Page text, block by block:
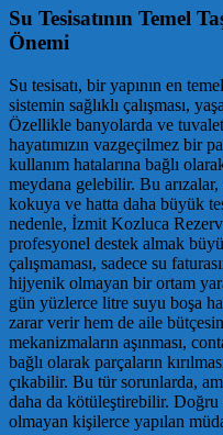
Su Tesisatının Temel
Önemi
Su tesisatı, bir yapının en
sistemin sağlıklı çalışması,
Özellikle banyolarda ve
hayatımızın vazgeçilmez bir
kullanım hatalarına bağlı
meydana gelebilir. Bu
kokuya ve hatta daha büyük
nedenle, İzmit Kozluca
profesyonel destek almak
çalışmaması, sadece su
hijyenik olmayan bir ortam
gün yüzlerce litre suyu boşa
zarar verir hem de aile
mekanizmaların aşınması,
bağlı olarak parçaların
çıkabilir. Bu tür sorunlarda,
daha da kötüleştirebilir.
olmayan kişilerce yapılan